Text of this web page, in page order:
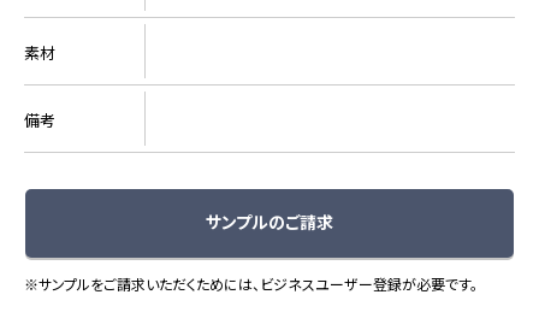
素材
備考
サンプルのご請求
※サンプルをご請求いただくためには、ビジネスユーザー登録が必要です。